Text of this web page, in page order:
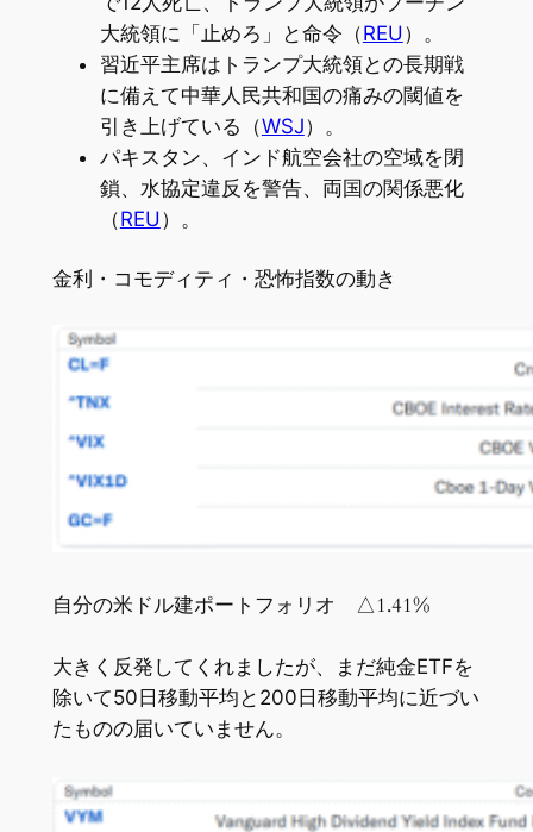
大統領に「止めろ」と命令（REU）。
習近平主席はトランプ大統領との長期戦
に備えて中華人民共和国の痛みの閾値を
引き上げている（WSJ）。
パキスタン、インド航空会社の空域を閉
鎖、水協定違反を警告、両国の関係悪化
（REU）。
金利・コモディティ・恐怖指数の動き
自分の米ドル建ポートフォリオ △1.41%
大きく反発してくれましたが、まだ純金ETFを
除いて50日移動平均と200日移動平均に近づい
たものの届いていません。